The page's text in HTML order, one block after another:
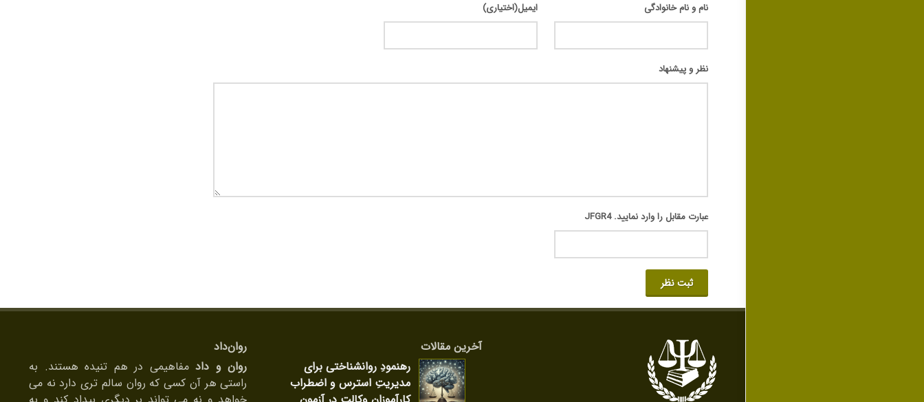
نام و نام خانوادگی ایمیل(اختیاری)
نظر و پیشنهاد
عبارت مقابل را وارد نمایید.JFGR4
ثبت نظر
آخرین مقالات
رهنمودِ روانشناختی برای
مدیریتِ استرس و اضطراب
روان‌داد
روان و دادمفاهیمی در هم تنیده هستند. به
راستی هر آن کسی که روان سالم تری دارد نه می